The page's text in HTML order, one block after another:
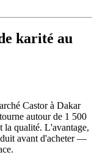
karité au
Castor à Dakar
autour de 1 500
la qualité. L'avantage,
avant d'acheter —